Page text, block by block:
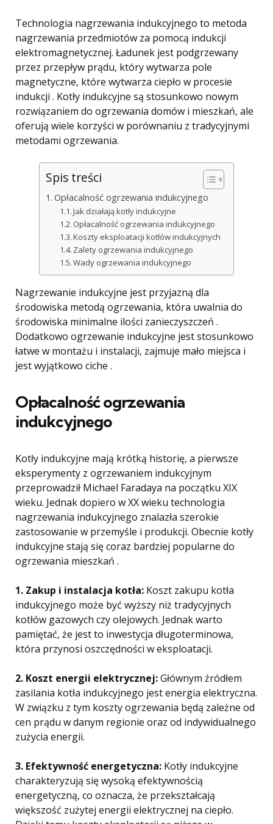
Technologia nagrzewania indukcyjnego to metoda
nagrzewania przedmiotów za pomocą indukcji
elektromagnetycznej. Ładunek jest podgrzewany
przez przepływ prądu, który wytwarza pole
magnetyczne, które wytwarza ciepło w procesie
indukcji . Kotły indukcyjne są stosunkowo nowym
rozwiązaniem do ogrzewania domów i mieszkań, ale
oferują wiele korzyści w porównaniu z tradycyjnymi
metodami ogrzewania.
Spis treści
Opłacalność ogrzewania indukcyjnego
Jak działają kotły indukcyjne
Opłacalność ogrzewania indukcyjnego
Koszty eksploatacji kotłów indukcyjnych
Zalety ogrzewania indukcyjnego
Wady ogrzewania indukcyjnego
Nagrzewanie indukcyjne jest przyjazną dla
środowiska metodą ogrzewania, która uwalnia do
środowiska minimalne ilości zanieczyszczeń .
Dodatkowo ogrzewanie indukcyjne jest stosunkowo
łatwe w montażu i instalacji, zajmuje mało miejsca i
jest wyjątkowo ciche .
Opłacalność ogrzewania
indukcyjnego
Kotły indukcyjne mają krótką historię, a pierwsze
eksperymenty z ogrzewaniem indukcyjnym
przeprowadził Michael Faradaya na początku XIX
wieku. Jednak dopiero w XX wieku technologia
nagrzewania indukcyjnego znalazła szerokie
zastosowanie w przemyśle i produkcji. Obecnie kotły
indukcyjne stają się coraz bardziej popularne do
ogrzewania mieszkań .
1. Zakup i instalacja kotła: Koszt zakupu kotła
indukcyjnego może być wyższy niż tradycyjnych
kotłów gazowych czy olejowych. Jednak warto
pamiętać, że jest to inwestycja długoterminowa,
która przynosi oszczędności w eksploatacji.
2. Koszt energii elektrycznej:Głównym źródłem
zasilania kotła indukcyjnego jest energia elektryczna.
W związku z tym koszty ogrzewania będą zależne od
cen prądu w danym regionie oraz od indywidualnego
zużycia energii.
3. Efektywność energetyczna: Kotły indukcyjne
charakteryzują się wysoką efektywnością
energetyczną, co oznacza, że przekształcają
większość zużytej energii elektrycznej na ciepło.